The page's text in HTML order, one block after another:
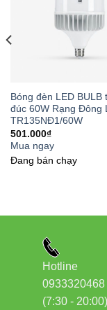
Rạng Đông
* Tính theo giá điện
3. Độ bền
sử dụng liên tục
ra, bóng đèn không
toàn an toàn khi sử
Bóng đèn LED BULB
đúc 60W Rạng Đông
TR135NĐ1/60W
501.000₫
Mua ngay
Đang bán chạy
Hotline
(7:30 - 20:00)